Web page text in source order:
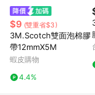
不符合回饋資格。 (7) 若上述或其他原因，致使消費者無接收到
點數回饋或點數回饋有
追訴之權利，活動詳情
$9 (雙重省$3)
3M.Scotch雙面泡棉膠
帶12mmX5M
蝦皮購物
4.4%